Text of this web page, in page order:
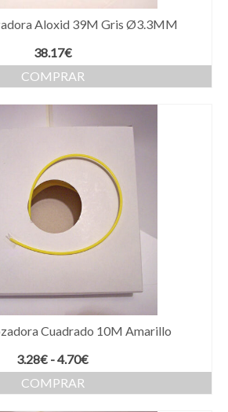
producto
Aloxid 39M Gris Ø3.3MM
38.17€
COMPRAR
Cuadrado 10M Amarillo
3.28€ -4.70€Rango
de
COMPRAR